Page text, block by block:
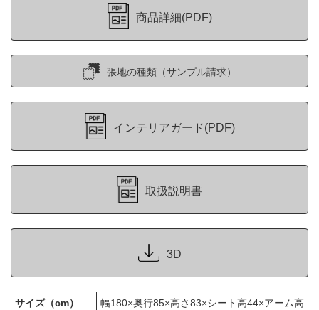
商品詳細(PDF)
張地の種類（サンプル請求）
インテリアガード(PDF)
取扱説明書
3D
サイズ（cm）
幅180×奥行85×高さ83×シート高44×アーム高